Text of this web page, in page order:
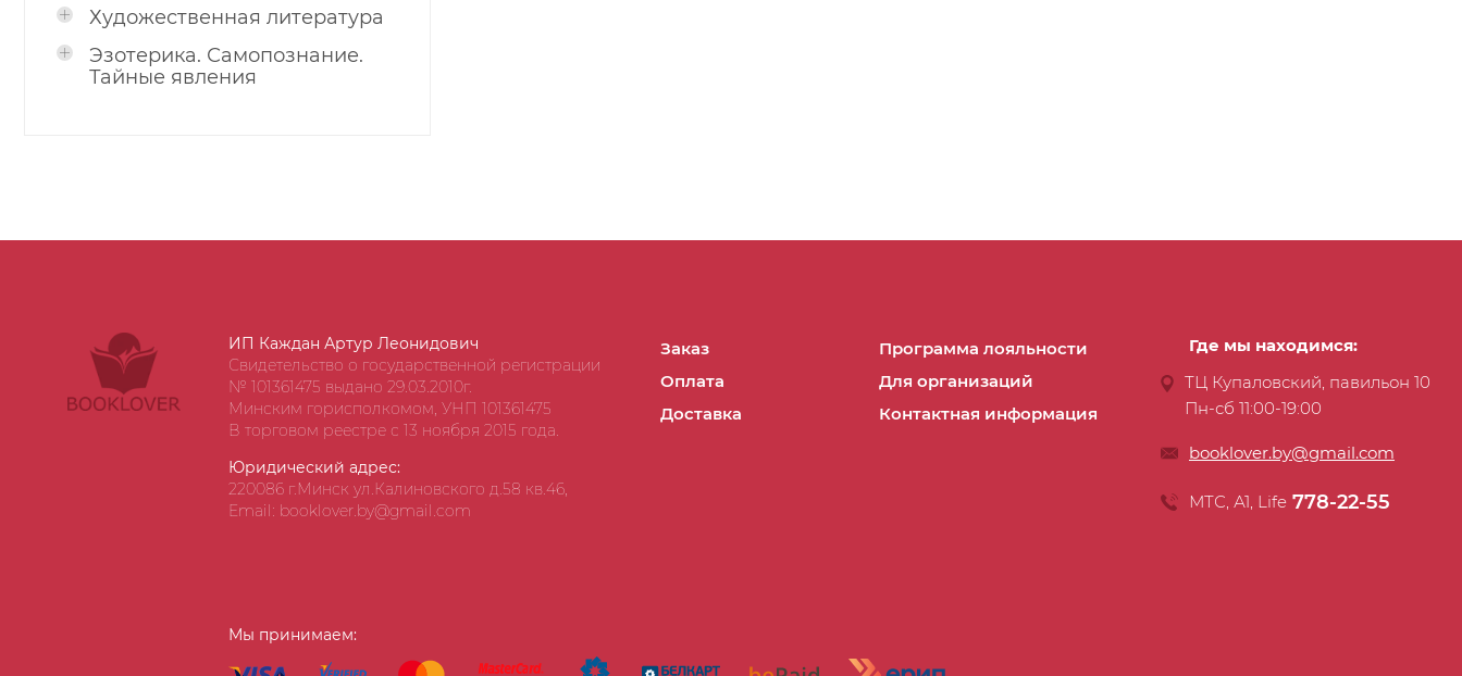
Художественная литература
Эзотерика. Самопознание.
Тайные явления
ИП Каждан Артур Леонидович
Свидетельство о государственной регистрации
№ 101361475 выдано 29.03.2010г.
Минским горисполкомом, УНП 101361475
В торговом реестре с 13 ноября 2015 года.
Юридический адрес:
220086 г.Минск ул.Калиновского д.58 кв.46,
Email: booklover.by@gmail.com
Заказ
Оплата
Доставка
Программа лояльности
Для организаций
Контактная информация
Мы принимаем:
Где мы находимся:
ТЦ Купаловский, павильон 10
Пн-сб 11:00-19:00
booklover.by@gmail.com
МТС, А1, Life 778-22-55